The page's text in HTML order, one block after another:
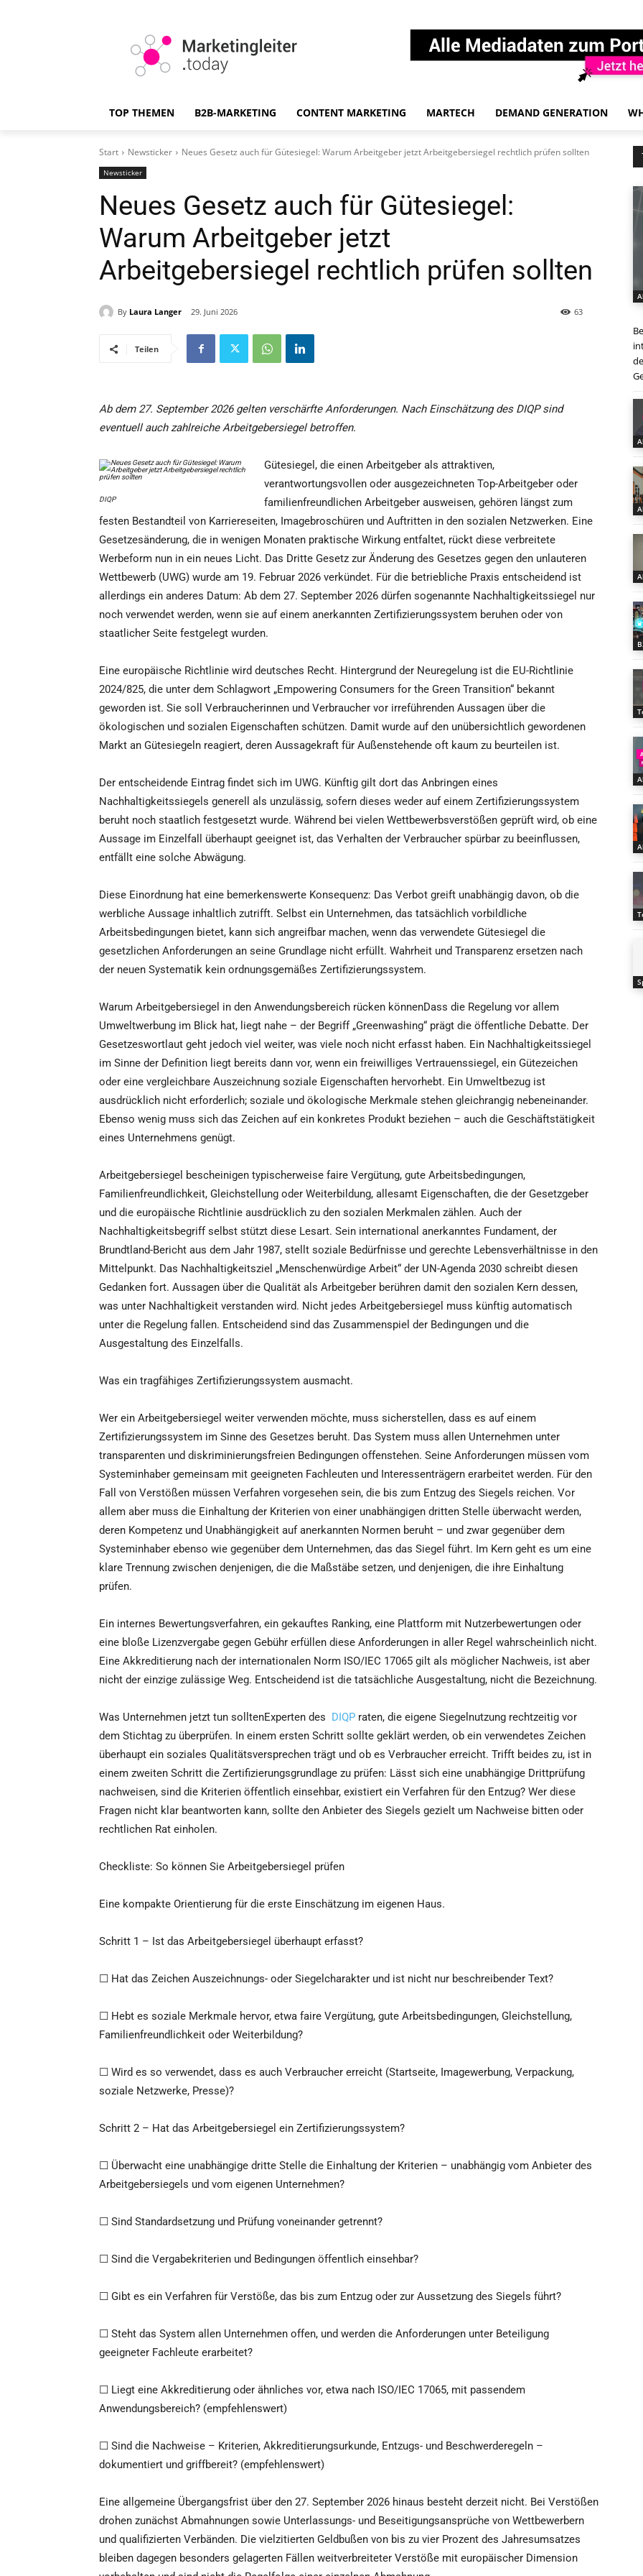
TOP THEMEN B2B-MARKETING CONTENT MARKETING MARTECH DEMAND GENERATION
Start Newsticker Neues Gesetz auch für Gütesiegel: Warum Arbeitgeber jetzt Arbeitgebersiegel rechtlich prüfen sollten
Newsticker
Neues Gesetz auch für Gütesiegel:
Warum Arbeitgeber jetzt
Arbeitgebersiegel rechtlich prüfen sollten
By Laura Langer 29. Juni 2026 63
Teilen
Ab dem 27. September 2026 gelten verschärfte Anforderungen. Nach Einschätzung des DIQP sind
eventuell auch zahlreiche Arbeitgebersiegel betroffen.
DIQP
Gütesiegel, die einen Arbeitgeber als attraktiven,
verantwortungsvollen oder ausgezeichneten Top-Arbeitgeber oder
familienfreundlichen Arbeitgeber ausweisen, gehören längst zum
festen Bestandteil von Karriereseiten, Imagebroschüren und Auftritten in den sozialen Netzwerken. Eine
Gesetzesänderung, die in wenigen Monaten praktische Wirkung entfaltet, rückt diese verbreitete
Werbeform nun in ein neues Licht. Das Dritte Gesetz zur Änderung des Gesetzes gegen den unlauteren
Wettbewerb (UWG) wurde am 19. Februar 2026 verkündet. Für die betriebliche Praxis entscheidend ist
allerdings ein anderes Datum: Ab dem 27. September 2026 dürfen sogenannte Nachhaltigkeitssiegel nur
noch verwendet werden, wenn sie auf einem anerkannten Zertifizierungssystem beruhen oder von
staatlicher Seite festgelegt wurden.
Eine europäische Richtlinie wird deutsches Recht. Hintergrund der Neuregelung ist die EU-Richtlinie
2024/825, die unter dem Schlagwort „Empowering Consumers for the Green Transition“ bekannt
geworden ist. Sie soll Verbraucherinnen und Verbraucher vor irreführenden Aussagen über die
ökologischen und sozialen Eigenschaften schützen. Damit wurde auf den unübersichtlich gewordenen
Markt an Gütesiegeln reagiert, deren Aussagekraft für Außenstehende oft kaum zu beurteilen ist.
Der entscheidende Eintrag findet sich im UWG. Künftig gilt dort das Anbringen eines
Nachhaltigkeitssiegels generell als unzulässig, sofern dieses weder auf einem Zertifizierungssystem
beruht noch staatlich festgesetzt wurde. Während bei vielen Wettbewerbsverstößen geprüft wird, ob eine
Aussage im Einzelfall überhaupt geeignet ist, das Verhalten der Verbraucher spürbar zu beeinflussen,
entfällt eine solche Abwägung.
Diese Einordnung hat eine bemerkenswerte Konsequenz: Das Verbot greift unabhängig davon, ob die
werbliche Aussage inhaltlich zutrifft. Selbst ein Unternehmen, das tatsächlich vorbildliche
Arbeitsbedingungen bietet, kann sich angreifbar machen, wenn das verwendete Gütesiegel die
gesetzlichen Anforderungen an seine Grundlage nicht erfüllt. Wahrheit und Transparenz ersetzen nach
der neuen Systematik kein ordnungsgemäßes Zertifizierungssystem.
Warum Arbeitgebersiegel in den Anwendungsbereich rücken könnenDass die Regelung vor allem
Umweltwerbung im Blick hat, liegt nahe – der Begriff „Greenwashing“ prägt die öffentliche Debatte. Der
Gesetzeswortlaut geht jedoch viel weiter, was viele noch nicht erfasst haben. Ein Nachhaltigkeitssiegel
im Sinne der Definition liegt bereits dann vor, wenn ein freiwilliges Vertrauenssiegel, ein Gütezeichen
oder eine vergleichbare Auszeichnung soziale Eigenschaften hervorhebt. Ein Umweltbezug ist
ausdrücklich nicht erforderlich; soziale und ökologische Merkmale stehen gleichrangig nebeneinander.
Ebenso wenig muss sich das Zeichen auf ein konkretes Produkt beziehen – auch die Geschäftstätigkeit
eines Unternehmens genügt.
Arbeitgebersiegel bescheinigen typischerweise faire Vergütung, gute Arbeitsbedingungen,
Familienfreundlichkeit, Gleichstellung oder Weiterbildung, allesamt Eigenschaften, die der Gesetzgeber
und die europäische Richtlinie ausdrücklich zu den sozialen Merkmalen zählen. Auch der
Nachhaltigkeitsbegriff selbst stützt diese Lesart. Sein international anerkanntes Fundament, der
Brundtland-Bericht aus dem Jahr 1987, stellt soziale Bedürfnisse und gerechte Lebensverhältnisse in den
Mittelpunkt. Das Nachhaltigkeitsziel „Menschenwürdige Arbeit“ der UN-Agenda 2030 schreibt diesen
Gedanken fort. Aussagen über die Qualität als Arbeitgeber berühren damit den sozialen Kern dessen,
was unter Nachhaltigkeit verstanden wird. Nicht jedes Arbeitgebersiegel muss künftig automatisch
unter die Regelung fallen. Entscheidend sind das Zusammenspiel der Bedingungen und die
Ausgestaltung des Einzelfalls.
Was ein tragfähiges Zertifizierungssystem ausmacht.
Wer ein Arbeitgebersiegel weiter verwenden möchte, muss sicherstellen, dass es auf einem
Zertifizierungssystem im Sinne des Gesetzes beruht. Das System muss allen Unternehmen unter
transparenten und diskriminierungsfreien Bedingungen offenstehen. Seine Anforderungen müssen vom
Systeminhaber gemeinsam mit geeigneten Fachleuten und Interessenträgern erarbeitet werden. Für den
Fall von Verstößen müssen Verfahren vorgesehen sein, die bis zum Entzug des Siegels reichen. Vor
allem aber muss die Einhaltung der Kriterien von einer unabhängigen dritten Stelle überwacht werden,
deren Kompetenz und Unabhängigkeit auf anerkannten Normen beruht – und zwar gegenüber dem
Systeminhaber ebenso wie gegenüber dem Unternehmen, das das Siegel führt. Im Kern geht es um eine
klare Trennung zwischen denjenigen, die die Maßstäbe setzen, und denjenigen, die ihre Einhaltung
prüfen.
Ein internes Bewertungsverfahren, ein gekauftes Ranking, eine Plattform mit Nutzerbewertungen oder
eine bloße Lizenzvergabe gegen Gebühr erfüllen diese Anforderungen in aller Regel wahrscheinlich nicht.
Eine Akkreditierung nach der internationalen Norm ISO/IEC 17065 gilt als möglicher Nachweis, ist aber
nicht der einzige zulässige Weg. Entscheidend ist die tatsächliche Ausgestaltung, nicht die Bezeichnung.
Was Unternehmen jetzt tun solltenExperten des DIQP raten, die eigene Siegelnutzung rechtzeitig vor
dem Stichtag zu überprüfen. In einem ersten Schritt sollte geklärt werden, ob ein verwendetes Zeichen
überhaupt ein soziales Qualitätsversprechen trägt und ob es Verbraucher erreicht. Trifft beides zu, ist in
einem zweiten Schritt die Zertifizierungsgrundlage zu prüfen: Lässt sich eine unabhängige Drittprüfung
nachweisen, sind die Kriterien öffentlich einsehbar, existiert ein Verfahren für den Entzug? Wer diese
Fragen nicht klar beantworten kann, sollte den Anbieter des Siegels gezielt um Nachweise bitten oder
rechtlichen Rat einholen.
Checkliste: So können Sie Arbeitgebersiegel prüfen
Eine kompakte Orientierung für die erste Einschätzung im eigenen Haus.
Schritt 1 – Ist das Arbeitgebersiegel überhaupt erfasst?
☐ Hat das Zeichen Auszeichnungs- oder Siegelcharakter und ist nicht nur beschreibender Text?
☐ Hebt es soziale Merkmale hervor, etwa faire Vergütung, gute Arbeitsbedingungen, Gleichstellung,
Familienfreundlichkeit oder Weiterbildung?
☐ Wird es so verwendet, dass es auch Verbraucher erreicht (Startseite, Imagewerbung, Verpackung,
soziale Netzwerke, Presse)?
Schritt 2 – Hat das Arbeitgebersiegel ein Zertifizierungssystem?
☐ Überwacht eine unabhängige dritte Stelle die Einhaltung der Kriterien – unabhängig vom Anbieter des
Arbeitgebersiegels und vom eigenen Unternehmen?
☐ Sind Standardsetzung und Prüfung voneinander getrennt?
☐ Sind die Vergabekriterien und Bedingungen öffentlich einsehbar?
☐ Gibt es ein Verfahren für Verstöße, das bis zum Entzug oder zur Aussetzung des Siegels führt?
☐ Steht das System allen Unternehmen offen, und werden die Anforderungen unter Beteiligung
geeigneter Fachleute erarbeitet?
☐ Liegt eine Akkreditierung oder ähnliches vor, etwa nach ISO/IEC 17065, mit passendem
Anwendungsbereich? (empfehlenswert)
☐ Sind die Nachweise – Kriterien, Akkreditierungsurkunde, Entzugs- und Beschwerderegeln –
dokumentiert und griffbereit? (empfehlenswert)
Eine allgemeine Übergangsfrist über den 27. September 2026 hinaus besteht derzeit nicht. Bei Verstößen
drohen zunächst Abmahnungen sowie Unterlassungs- und Beseitigungsansprüche von Wettbewerbern
und qualifizierten Verbänden. Die vielzitierten Geldbußen von bis zu vier Prozent des Jahresumsatzes
bleiben dagegen besonders gelagerten Fällen weitverbreiteter Verstöße mit europäischer Dimension